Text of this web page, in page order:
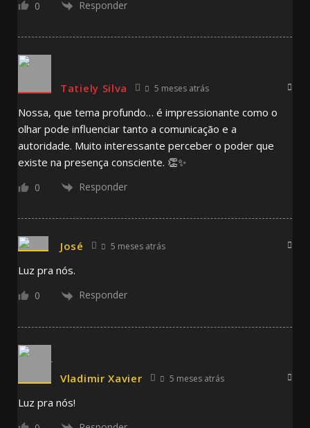
0 Responder
Tatiely Silva 5 meses atrás
Nossa, que tema profundo… é impressionante como o
olhar pode influenciar tanto a comunicação e a
autoridade. Muito interessante perceber o poder que
existe na presença consciente. 👏✨
0 Responder
José 5 meses atrás
Luz pra nós.
0 Responder
Vladimir Xavier 5 meses atrás
Luz pra nós!